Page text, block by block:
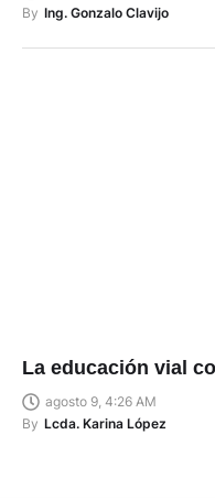
By Ing. Gonzalo Clavijo
La educación vial
agosto 9, 4:26 AM
By Lcda. Karina López